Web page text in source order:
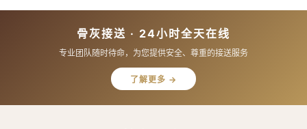
骨灰接送 · 24小时全天在线
专业团队随时待命，为您提供安全、尊重的接送服务
了解更多 →